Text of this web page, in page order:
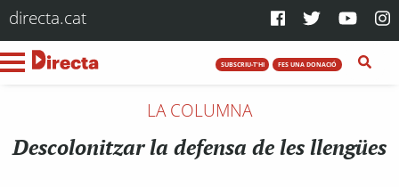
directa.cat
SUBSCRIU-T'HI FES UNA DONACIÓ
LA COLUMNA
Descolonitzar la defensa de les llengües